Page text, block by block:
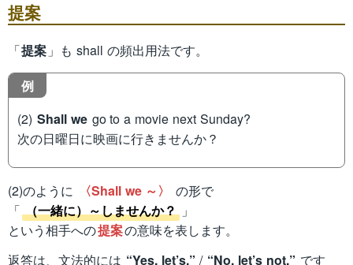
提案
「提案 」も shall の頻出用法です。
例
(2) Shall we go to a movie next Sunday?
次の日曜日に映画に行きませんか？
(2)のように 〈Shall we ～〉
の形で
「 （一緒に）～しませんか？ 」
という相手への提案の意味を表します。
返答は、文法的には “Yes, let’s.” / “No, let’s not.” です